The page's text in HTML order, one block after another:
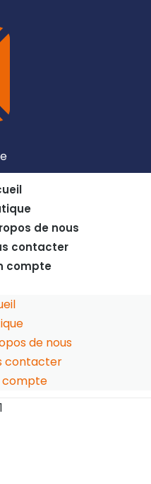
de nous
contacter
compte
de nous
contacter
compte